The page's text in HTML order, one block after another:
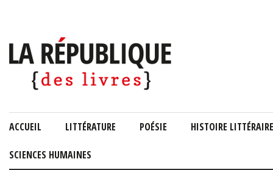
ACCUEIL LITTÉRATURE POÉSIE HISTOIRE LITTÉRAIRE
SCIENCES HUMAINES